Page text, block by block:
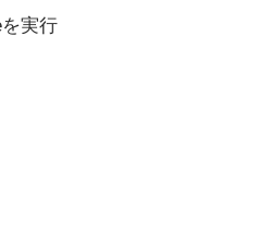
実行